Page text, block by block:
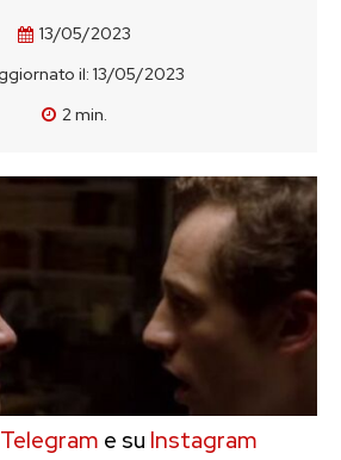
13/05/2023
il: 13/05/2023
2min.
Telegram e su Instagram